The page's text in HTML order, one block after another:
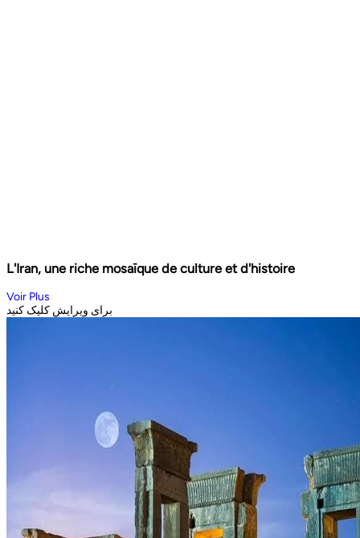
L'Iran, une riche mosaïque de culture et d'histoire
Voir Plus
برای ویرایش کلیک کنید